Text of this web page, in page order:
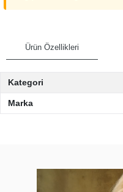
Ürün Özellikleri
Kategori
Marka